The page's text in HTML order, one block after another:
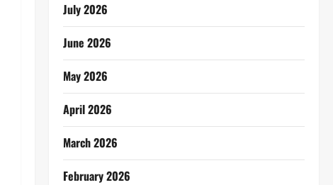
July 2026
June 2026
May 2026
April 2026
March 2026
February 2026